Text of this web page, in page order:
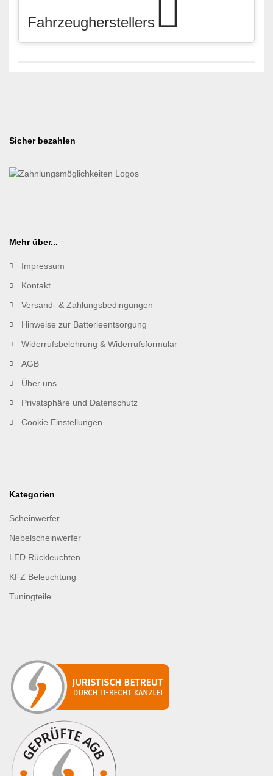
Fahrzeugherstellers
Sicher bezahlen
Mehr über...
Impressum
Kontakt
Versand- & Zahlungsbedingungen
Hinweise zur Batterieentsorgung
Widerrufsbelehrung & Widerrufsformular
AGB
Über uns
Privatsphäre und Datenschutz
Cookie Einstellungen
Kategorien
Scheinwerfer
Nebelscheinwerfer
LED Rückleuchten
KFZ Beleuchtung
Tuningteile